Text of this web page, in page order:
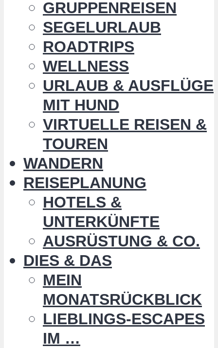
GRUPPENREISEN
SEGELURLAUB
ROADTRIPS
WELLNESS
URLAUB & AUSFLÜGE
MIT HUND
VIRTUELLE REISEN &
TOUREN
WANDERN
REISEPLANUNG
HOTELS &
UNTERKÜNFTE
AUSRÜSTUNG & CO.
DIES & DAS
MEIN
MONATSRÜCKBLICK
LIEBLINGS-ESCAPES
IM …